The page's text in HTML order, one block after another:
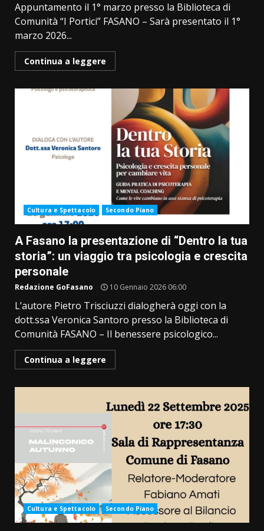
Appuntamento il 1° marzo presso la Biblioteca di
Comunità “I Portici” FASANO – Sarà presentato il 1°
marzo 2026...
Continua a leggere
Cultura e Spettacolo Secondo Piano
A Fasano la presentazione di “Dentro la tua
storia”: un viaggio tra psicologia e crescita
personale
Redazione GoFasano 10 Gennaio 2026 06:00
L’autore Pietro Trisciuzzi dialogherà oggi con la
dott.ssa Veronica Santoro presso la Biblioteca di
Comunità FASANO – Il benessere psicologico...
Continua a leggere
Cultura e Spettacolo Secondo Piano